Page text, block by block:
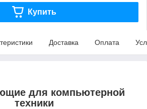
Купить
Доставка Оплата
для компьютерной
техники